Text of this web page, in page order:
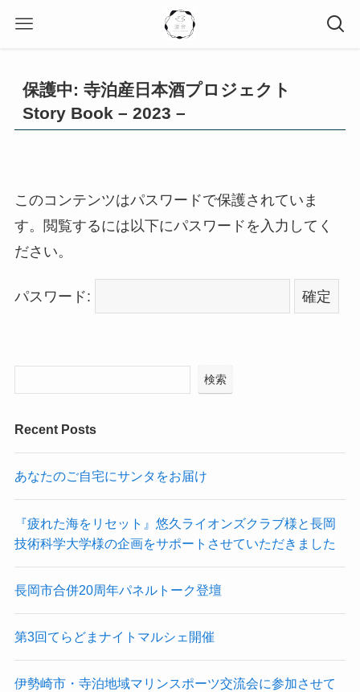
保護中: 寺泊産日本酒プロジェクト
Story Book – 2023 –
このコンテンツはパスワードで保護されていま
す。閲覧するには以下にパスワードを入力してく
ださい。
パスワード:
検索
Recent Posts
あなたのご自宅にサンタをお届け
『疲れた海をリセット』悠久ライオンズクラブ様と長岡
技術科学大学様の企画をサポートさせていただきました
長岡市合併20周年パネルトーク登壇
第3回てらどまナイトマルシェ開催
伊勢崎市・寺泊地域マリンスポーツ交流会に参加させて